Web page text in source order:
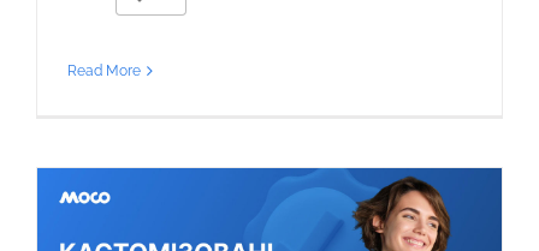
Read More